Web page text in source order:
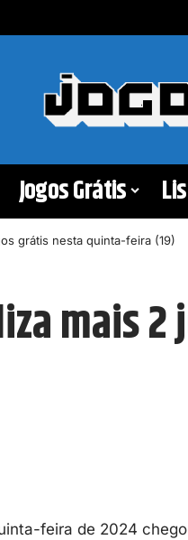
Jogos Grátis
grátis nesta quinta-feira (19)
mais
feira de 2024